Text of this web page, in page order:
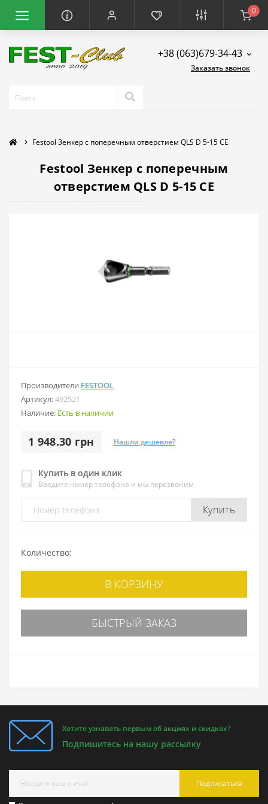
0
+38 (063)679-34-43
Заказать звонок
Festool Зенкер с поперечным отверстием QLS D 5-15 CE
Festool Зенкер с поперечным
отверстием QLS D 5-15 CE
Производители FESTOOL
Артикул:492521
Наличие: Есть в наличии
1 948.30 грн Нашли дешевле?
Купить в один клик
Введите номер телефона и мы перезвоним
Купить
Количество:
В КОРЗИНУ
БЫСТРЫЙ ЗАКАЗ
Хотите узнавать первым об акциях и скидках?
Подпишитесь на нашу рассылку
Подписаться